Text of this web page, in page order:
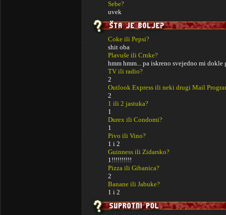
Sebe?
uvek
Coke ili Pepsi?
shit oba
Plavuše ili Crnke?
hmm hmm... pa iskreno svejedno mi dokle
TV ili radio?
2
Outlook Express ili neki drugi Mail
2
1 ili 2 jastuka?
1
Durex ili Condomi?
1
Pivo ili Vino?
1 i 2
Guinness ili Zidarsko?
1!!!!!!!!!!
Pizza ili Gibanica?
2
Banane ili Jabuke?
1 i 2